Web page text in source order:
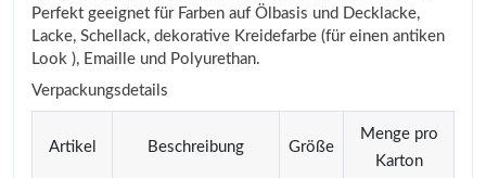
Perfekt geeignet für Farben auf Ölbasis und Decklacke,
Lacke, Schellack, dekorative Kreidefarbe (für einen antiken
Look ), Emaille und Polyurethan.
Verpackungsdetails
Artikel Beschreibung Größe
Menge pro
Karton